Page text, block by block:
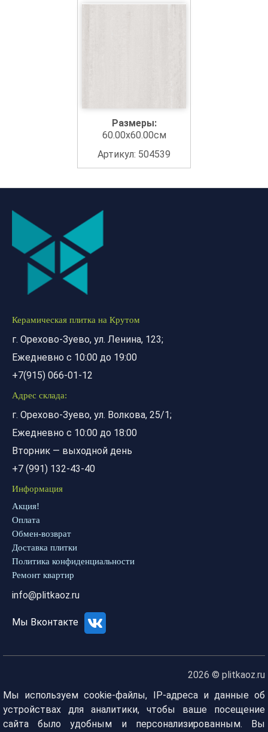
Размеры:
60.00x60.00см
Артикул: 504539
Керамическая плитка на Крутом
г. Орехово-Зуево, ул. Ленина, 123;
Ежедневно с 10:00 до 19:00
+7(915) 066-01-12
Адрес склада:
г. Орехово-Зуево, ул. Волкова, 25/1;
Ежедневно с 10:00 до 18:00
Вторник — выходной день
+7 (991) 132-43-40
Информация
Акция!
Оплата
Обмен-возврат
Доставка плитки
Политика конфиденциальности
Ремонт квартир
info@plitkaoz.ru
Мы Вконтакте
2026 © plitkaoz.ru
Мы используем cookie-файлы, IP-адреса и данные об
устройствах для аналитики, чтобы ваше посещение
сайта было удобным и персонализированным. Вы